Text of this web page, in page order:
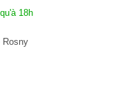
18h
Rosny